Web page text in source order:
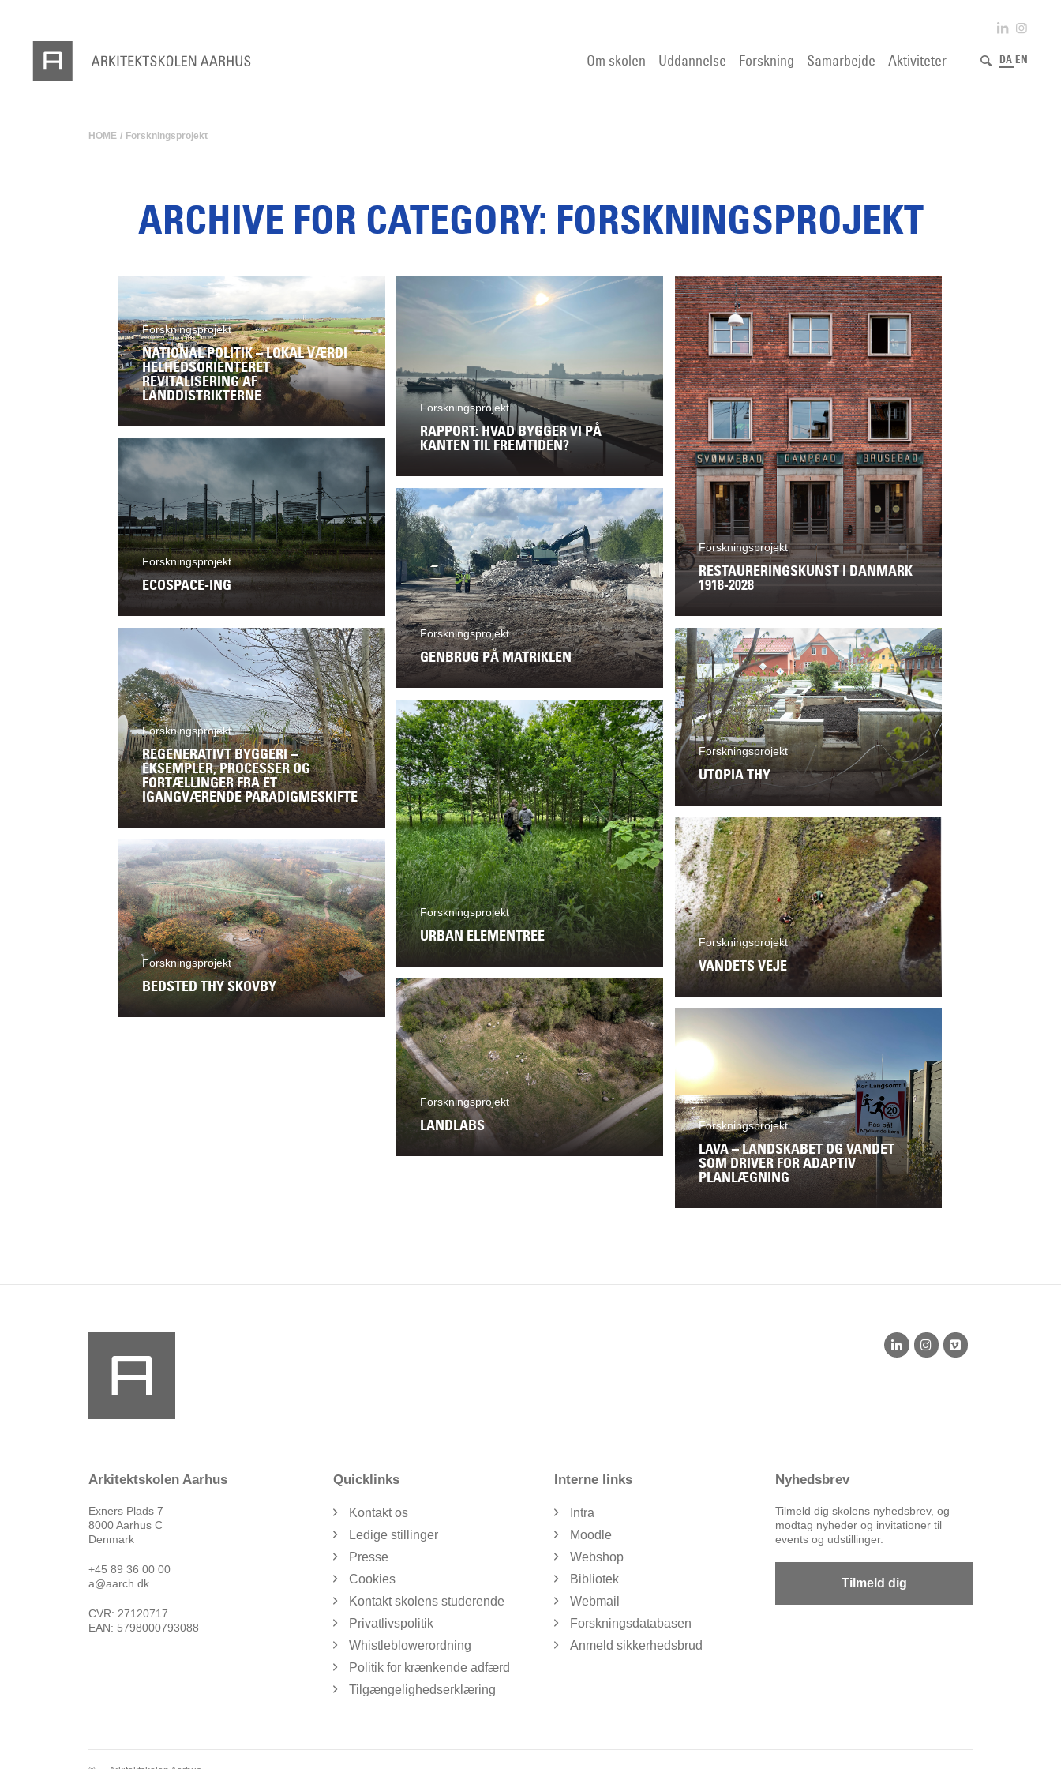
Om skolen Uddannelse Forskning Samarbejde Aktiviteter DA EN
HOME / Forskningsprojekt
ARCHIVE FOR CATEGORY: FORSKNINGSPROJEKT
Forskningsprojekt
NATIONAL POLITIK – LOKAL VÆRDI
HELHEDSORIENTERET
REVITALISERING AF
LANDDISTRIKTERNE
Forskningsprojekt
RAPPORT: HVAD BYGGER VI PÅ
KANTEN TIL FREMTIDEN?
Forskningsprojekt
RESTAURERINGSKUNST I DANMARK
1918-2028
Forskningsprojekt
ECOSPACE-ING
Forskningsprojekt
GENBRUG PÅ MATRIKLEN
Forskningsprojekt
UTOPIA THY
Forskningsprojekt
REGENERATIVT BYGGERI –
EKSEMPLER, PROCESSER OG
FORTÆLLINGER FRA ET
IGANGVÆRENDE PARADIGMESKIFTE
Forskningsprojekt
URBAN ELEMENTREE Forskningsprojekt
VANDETS VEJE
Forskningsprojekt
BEDSTED THY SKOVBY
Forskningsprojekt
LANDLABS Forskningsprojekt
LAVA – LANDSKABET OG VANDET
SOM DRIVER FOR ADAPTIV
PLANLÆGNING
Arkitektskolen Aarhus
Exners Plads 7
8000 Aarhus C
Denmark
+45 89 36 00 00
a@aarch.dk
CVR: 27120717
EAN: 5798000793088
Quicklinks
Kontakt os
Ledige stillinger
Presse
Cookies
Kontakt skolens studerende
Privatlivspolitik
Whistleblowerordning
Politik for krænkende adfærd
Tilgængelighedserklæring
Interne links
Intra
Moodle
Webshop
Bibliotek
Webmail
Forskningsdatabasen
Anmeld sikkerhedsbrud
Nyhedsbrev
Tilmeld dig skolens nyhedsbrev, og
modtag nyheder og invitationer til
events og udstillinger.
Tilmeld dig